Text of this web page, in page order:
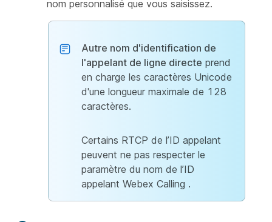
nom personnalisé que vous saisissez.
Autre nom d'identification de
l'appelant de ligne directe prend
en charge les caractères Unicode
d'une longueur maximale de 128
caractères.
Certains RTCP de l’ID appelant
peuvent ne pas respecter le
paramètre du nom de l’ID
appelant Webex Calling .